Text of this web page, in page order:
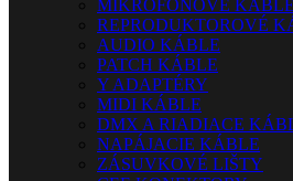
MIKROFÓNOVÉ KÁBLE
REPRODUKTOROVÉ
AUDIO KÁBLE
PATCH KÁBLE
Y ADAPTÉRY
MIDI KÁBLE
DMX A RIADIACE
NAPÁJACIE KÁBLE
ZÁSUVKOVÉ LIŠTY